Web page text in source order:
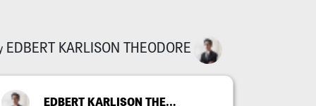
EDBERT KARLISON THEODORE
EDBERT KARLISON THEODORE